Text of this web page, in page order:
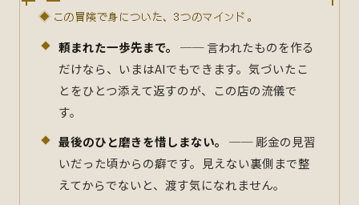
この冒険で身についた、3つのマインド。
頼まれた一歩先まで。
── 言われたものを作る
だけなら、いまはAIでもできます。気づいたこ
とをひとつ添えて返すのが、この店の流儀で
す。
最後のひと磨きを惜しまない。
── 彫金の見習
いだった頃からの癖です。見えない裏側まで整
えてからでないと、渡す気になれません。